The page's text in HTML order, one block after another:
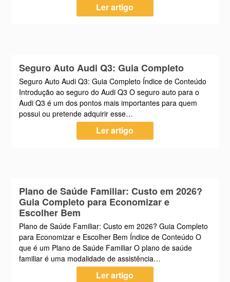
Ler artigo
Seguro Auto Audi Q3: Guia Completo
Seguro Auto Audi Q3: Guia Completo Índice de Conteúdo
Introdução ao seguro do Audi Q3 O seguro auto para o
Audi Q3 é um dos pontos mais importantes para quem
possui ou pretende adquirir esse…
Ler artigo
Plano de Saúde Familiar: Custo em 2026?
Guia Completo para Economizar e
Escolher Bem
Plano de Saúde Familiar: Custo em 2026? Guia Completo
para Economizar e Escolher Bem Índice de Conteúdo O
que é um Plano de Saúde Familiar O plano de saúde
familiar é uma modalidade de assistência…
Ler artigo